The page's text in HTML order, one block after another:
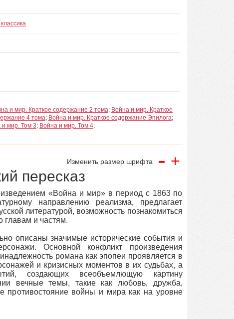
и мир. Краткое содержание 2 тома; Война и мир. Краткое
4 тома; Война и мир. Краткое содержание Эпилога;
и мир. Том 3; Война и мир. Том 4;
Изменить размер шрифта - +
пересказ
«Война и мир» в период с 1863 по
направлению реализма, предлагает
литературой, возможность познакомиться
главам и частям.
описаны значимые исторические события и
Основной конфликт произведения
романа как эпопеи проявляется в
и кризисных моментов в их судьбах, а
создающих всеобъемлющую картину
вечные темы, такие как любовь, дружба,
противостояние войны и мира как на уровне